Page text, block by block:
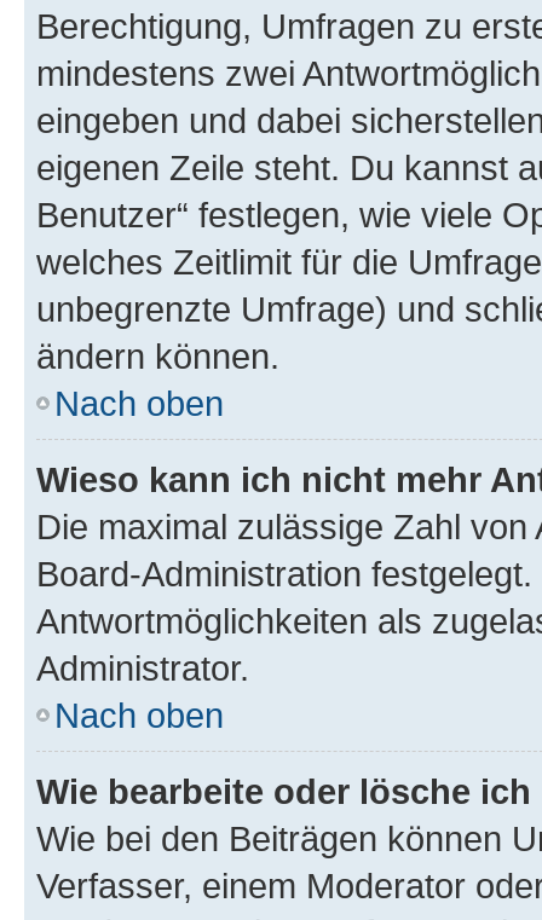
Berechtigung, Umfragen zu
mindestens zwei
eingeben und dabei
eigenen Zeile steht. Du kannst
Benutzer“ festlegen, wie viele
welches Zeitlimit für die
unbegrenzte Umfrage) und
ändern können.
Nach oben
Wieso kann ich nicht mehr
Die maximal zulässige Zahl
Board-Administration
Antwortmöglichkeiten als
Administrator.
Nach oben
Wie bearbeite oder lösche
Wie bei den Beiträgen können
Verfasser, einem Moderator